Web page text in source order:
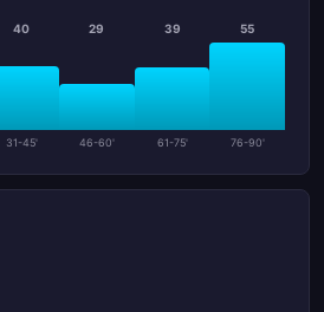
40
31-45'
29
46-60'
39
61-75'
55
76-90'